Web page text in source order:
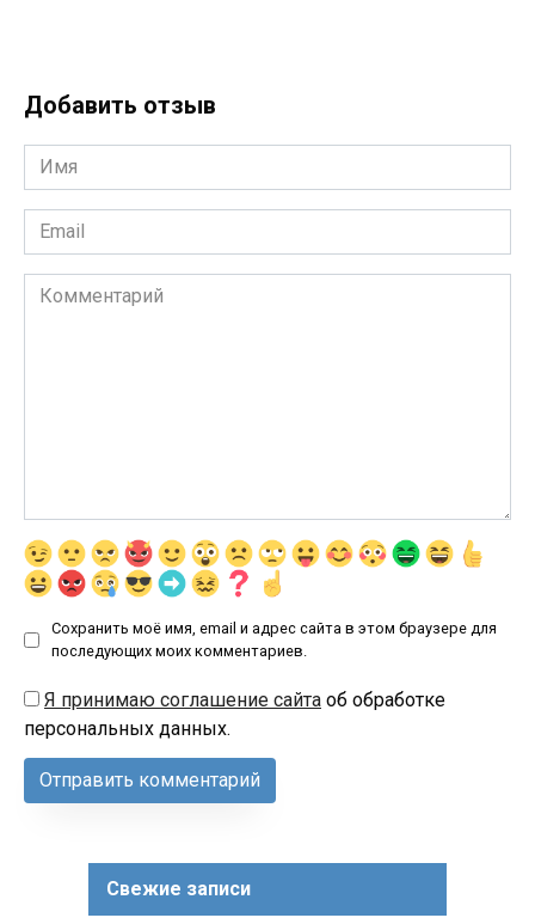
Добавить отзыв
Имя
*
Email
*
Комментарий
Сохранить моё имя, email и адрес сайта в этом браузере для
последующих моих комментариев.
Я принимаю соглашение сайта об обработке
персональных данных.
Свежие записи